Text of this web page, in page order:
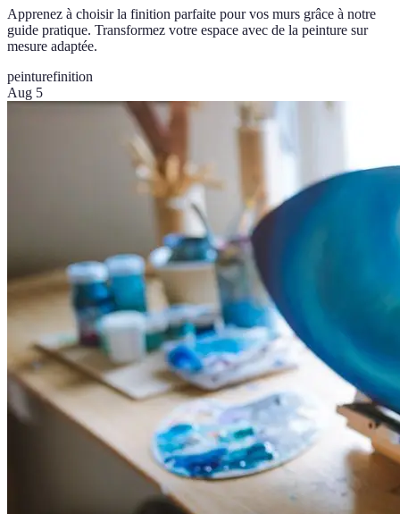
Apprenez à choisir la finition parfaite pour vos murs grâce à notre
guide pratique. Transformez votre espace avec de la peinture sur
mesure adaptée.
peinturefinition
Aug 5